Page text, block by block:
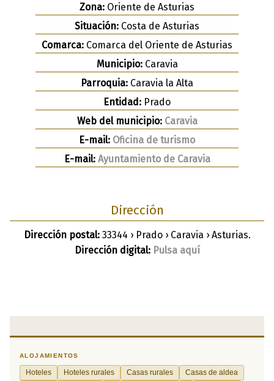
Zona: Oriente de Asturias
Situación: Costa de Asturias
Comarca: Comarca del Oriente de Asturias
Municipio:Caravia
Parroquia: Caravia la Alta
Entidad: Prado
Web del municipio: Caravia
E-mail: Oficina de turismo
E-mail: Ayuntamiento de Caravia
Dirección
Dirección postal:33344 › Prado › Caravia › Asturias.
Dirección digital: Pulsa aquí